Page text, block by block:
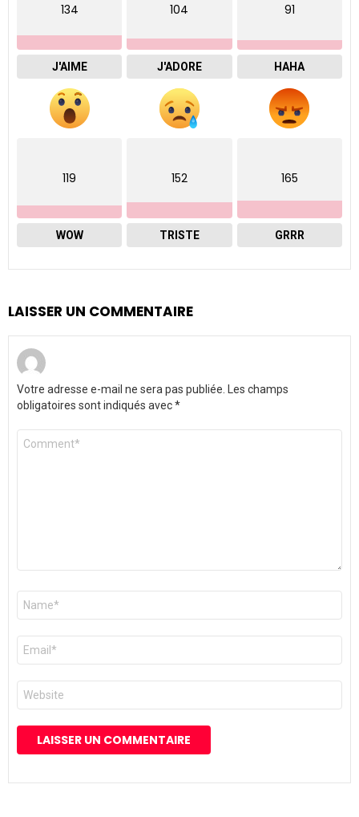
134
J'AIME
104
J'ADORE
91
HAHA
119
WOW
152
TRISTE
165
GRRR
LAISSER UN COMMENTAIRE
Votre adresse e-mail ne sera pas publiée.
Les champs
obligatoires sont indiqués avec*
Commentaire
Nom
E-
mail
*
Site
web